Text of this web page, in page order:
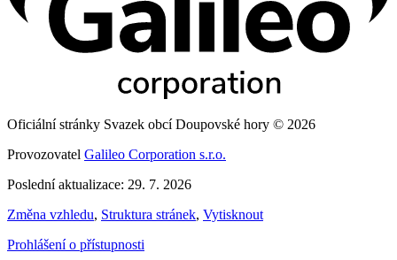
Oficiální stránky Svazek obcí Doupovské hory © 2026
Provozovatel Galileo Corporation s.r.o.
Poslední aktualizace: 29. 7. 2026
Změna vzhledu, Struktura stránek, Vytisknout
Prohlášení o přístupnosti